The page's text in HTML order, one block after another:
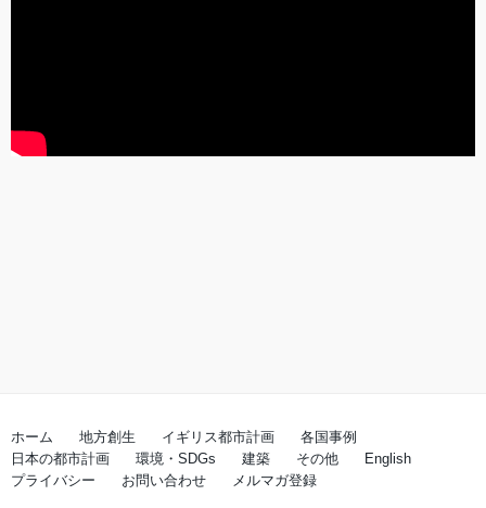
ホーム 地方創生 イギリス都市計画
各国事例
日本の都市計画
環境・SDGs 建築 その他
English
プライバシー
お問い合わせ メルマガ登録